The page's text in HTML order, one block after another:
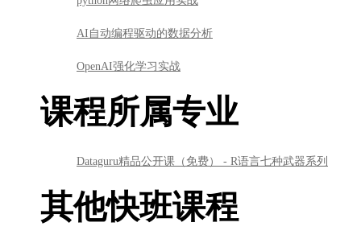
AI自动编程驱动的数据分析
OpenAI强化学习实战
课程所属专业
Dataguru精品公开课（免费） - R语言七种武器系列
其他快班课程